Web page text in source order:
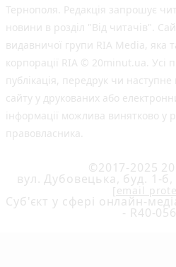
Тернополя. Редакція запрошує
новини в розділ "Від читачів".
видавничої групи RIA Media, яка
корпорації RIA © 20minut.ua. Усі
публiкацiя, передрук чи
сайту у друкованих або
інформації можлива винятково у
правовласника.
©2017-2025
вул. Дубовецька, буд. 1-
[email
Cуб'єкт у сфері онлайн-
- R40-